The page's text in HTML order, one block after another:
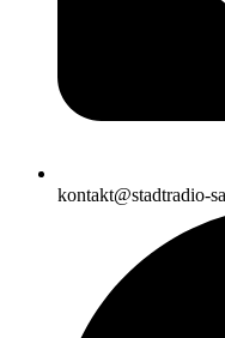
kontakt@stadtradio-